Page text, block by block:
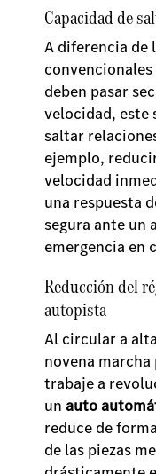
Capacidad de
A diferencia de
convencionales
deben pasar
velocidad, este
saltar
ejemplo,
velocidad
una respuesta
segura ante un
emergencia en
Reducción del
autopista
Al circular a
novena
trabaje a
un auto
reduce de
de las piezas